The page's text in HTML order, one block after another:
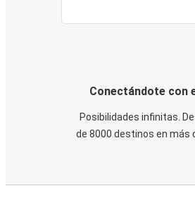
Conectándote con
Posibilidades infinitas.
de 8000 destinos en más